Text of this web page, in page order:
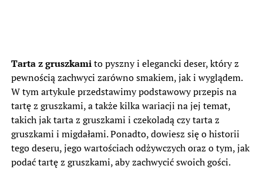
Tarta z gruszkamito pyszny i elegancki deser, który z
pewnością zachwyci zarówno smakiem, jak i wyglądem.
W tym artykule przedstawimy podstawowy przepis na
tartę z gruszkami, a także kilka wariacji na jej temat,
takich jak tarta z gruszkami i czekoladą czy tarta z
gruszkami i migdałami. Ponadto, dowiesz się o historii
tego deseru, jego wartościach odżywczych oraz o tym, jak
podać tartę z gruszkami, aby zachwycić swoich gości.